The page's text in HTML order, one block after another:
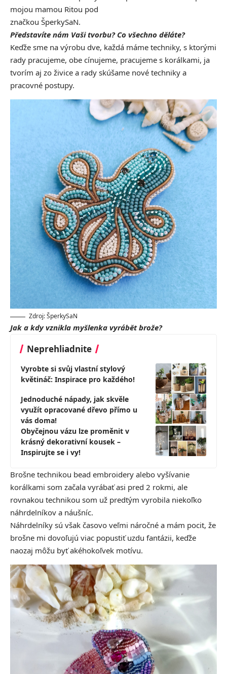
mojou mamou Ritou pod
značkou ŠperkySaN.
Představíte nám Vaši tvorbu? Co všechno děláte?
Keďže sme na výrobu dve, každá máme techniky, s ktorými
rady pracujeme, obe cínujeme, pracujeme s korálkami, ja
tvorím aj zo živice a rady skúšame nové techniky a
pracovné postupy.
Zdroj: ŠperkySaN
Jak a kdy vznikla myšlenka vyrábět brože?
Neprehliadnite
Vyrobte si svůj vlastní stylový
květináč: Inspirace pro každého!
Jednoduché nápady, jak skvěle
využít opracované dřevo přímo u
vás doma!
Obyčejnou vázu lze proměnit v
krásný dekorativní kousek –
Inspirujte se i vy!
Brošne technikou bead embroidery alebo vyšívanie
korálkami som začala vyrábať asi pred 2 rokmi, ale
rovnakou technikou som už predtým vyrobila niekoľko
náhrdelníkov a náušníc.
Náhrdelníky sú však časovo veľmi náročné a mám pocit, že
brošne mi dovoľujú viac popustiť uzdu fantázii, keďže
naozaj môžu byť akéhokoľvek motívu.